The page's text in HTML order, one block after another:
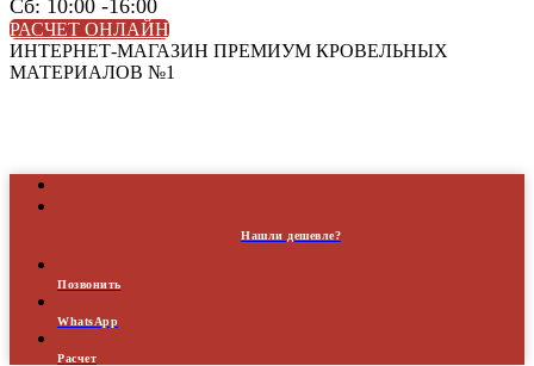
Сб: 10:00 -16:00
РАСЧЕТ ОНЛАЙН
ИНТЕРНЕТ-МАГАЗИН ПРЕМИУМ КРОВЕЛЬНЫХ
МАТЕРИАЛОВ №1
Нашли дешевле?
Позвонить
WhatsApp
Расчет